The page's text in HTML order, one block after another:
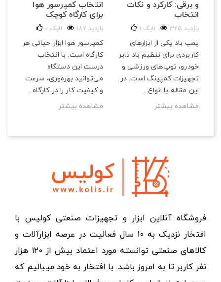
انتخاب کمپرسور هوا
برای کارگاه‌ کوچک
187 بازدید 0 لایک
کمپرسور هوا ابزار حیاتی هر
کارگاه است. با انتخاب
درست این دستگاه
می‌توانید بهره‌وری، سرعت
و کیفیت کار را در کارگاه...
مشاهده بیشتر
و برقی: کارکرد و نکات
انتخاب
325 بازدید 1 لایک
پمپ باد یکی از ابزارهای
کاربردی برای تنظیم باد تایر
خودرو، توپ‌های ورزشی و
تجهیزات کمپینگ است. در
این مقاله با انواع...
مشاهده بیشتر
فروشگاه آنلاین ابزار و تجهیزات صنعتی کولیس با
افتخار نزدیک به ۱۰ سال فعالیت در عرصه ابزارآلات و
کالاهای صنعتی توانسته مورد اعتماد بیش از ۱۲۰ هزار
نفر کاربر تا به امروز باشد. با افتخار به خود میبالیم که